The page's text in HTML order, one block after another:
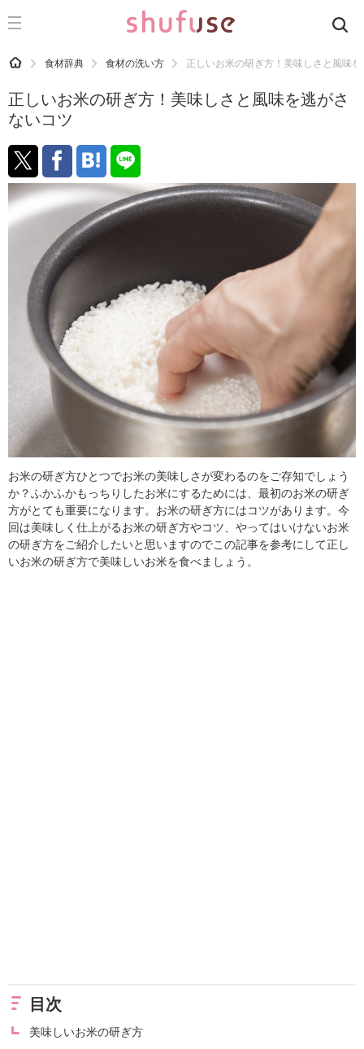
CATEGORY 記事カテゴリ
運気
洗濯
生活の知恵
お金
マナー
趣味
食材辞典
おすすめ
HOME 食材辞典 食材の洗い方 正しいお米の研ぎ方！美味しさと風味
正しいお米の研ぎ方！美味しさと風味を逃がさ
ないコツ
お米の研ぎ方ひとつでお米の美味しさが変わるのをご存知でしょう
か？ふかふかもっちりしたお米にするためには、最初のお米の研ぎ
方がとても重要になります。お米の研ぎ方にはコツがあります。今
回は美味しく仕上がるお米の研ぎ方やコツ、やってはいけないお米
の研ぎ方をご紹介したいと思いますのでこの記事を参考にして正し
いお米の研ぎ方で美味しいお米を食べましょう。
目次
美味しいお米の研ぎ方